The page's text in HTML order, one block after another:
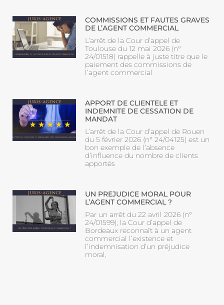
COMMISSIONS ET FAUTES GRAVES
DE L’AGENT COMMERCIAL
L’arrêt de la Cour d’appel de
Toulouse du 12 mai 2026 (n°
24/01518) rappelle à juste titre que le
paiement des commissions de
l’agent commercial
APPORT DE CLIENTELE ET
INDEMNITE DE CESSATION DE
MANDAT
L’arrêt de la Cour d’appel de Rouen
du 5 février 2026 (n° 24/04125) est un
bon exemple de l’absence
d’influence du nombre de clients
apportés
UN PREJUDICE MORAL POUR
L’AGENT COMMERCIAL ?
Par un arrêt du 22 avril 2026 (n°
24/01599), la Cour d’appel de
Bordeaux reconnaît à un agent
commercial l’existence et
l’indemnisation d’un préjudice
moral,